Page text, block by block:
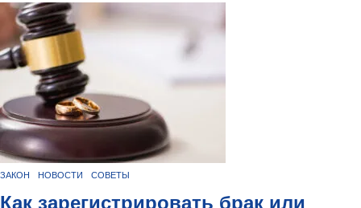
ЗАКОН НОВОСТИ СОВЕТЫ
Как зарегистрировать брак или